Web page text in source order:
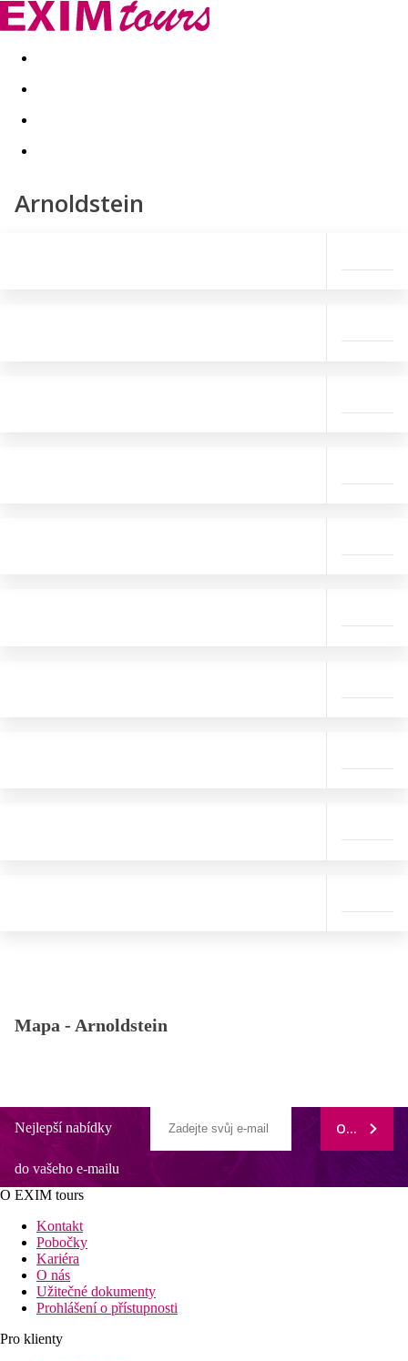
Akční nabídky Last minute
Arnoldstein
Mapa - Arnoldstein
Nejlepší nabídky
do vašeho e-mailu
ODEBÍRAT
O EXIM tours
Kontakt
Pobočky
Kariéra
O nás
Užitečné dokumenty
Prohlášení o přístupnosti
Pro klienty